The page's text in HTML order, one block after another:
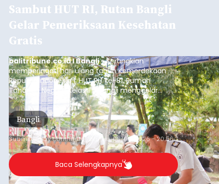
Sambut HUT RI, Rutan Bangli
Gelar Pemeriksaan Kesehatan
Gratis
balitribune.co.id I Bangli -Serangkian
memperingati hari ulang tahun Kemerdekaan
Republik Indonesia ( HUT RI) ke-81, Rumah
Tahanan Negara Kelas II B Bangli menggelar
kegiatan pemeriksaan kesehatan gratis, Rabu
(6/8/2026).
Bangli
Submitted bycontributor Thu, 08/06/2026 - 20:56
Baca Selengkapnya